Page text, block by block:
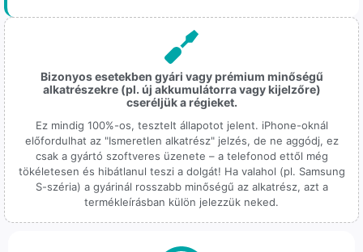
Bizonyos esetekben gyári vagy prémium minőségű
alkatrészekre (pl. új akkumulátorra vagy kijelzőre)
cseréljük a régieket.
Ez mindig 100%-os, tesztelt állapotot jelent. iPhone-oknál
előfordulhat az "Ismeretlen alkatrész" jelzés, de ne aggódj, ez
csak a gyártó szoftveres üzenete – a telefonod ettől még
tökéletesen és hibátlanul teszi a dolgát! Ha valahol (pl. Samsung
S-széria) a gyárinál rosszabb minőségű az alkatrész, azt a
termékleírásban külön jelezzük neked.